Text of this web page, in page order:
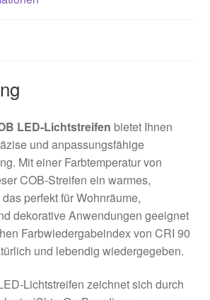
LED-Lichtstreifen bietet Ihnen
und anpassungsfähige
Mit einer Farbtemperatur von
COB-Streifen ein warmes,
perfekt für Wohnräume,
dekorative Anwendungen geeignet
Farbwiedergabeindex von CRI 90
und lebendig wiedergegeben.
Lichtstreifen zeichnet sich durch